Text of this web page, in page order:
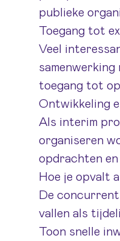
publieke
Toegang tot
Veel
samenwerking
toegang tot
Ontwikkeling
Als interim
organiseren
opdrachten en
Hoe je opvalt
De
vallen als
Toon snelle